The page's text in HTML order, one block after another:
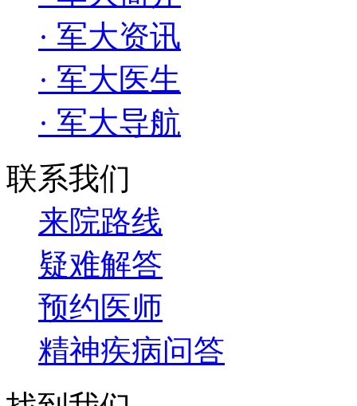
· 军大资讯
· 军大医生
· 军大导航
联系我们
来院路线
疑难解答
预约医师
精神疾病问答